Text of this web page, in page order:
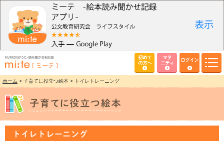
初めて
の方へ
マタ
ニティ
ログイン
ホーム > 子育てに役立つ絵本 > トイレトレーニング
トイレトレーニング